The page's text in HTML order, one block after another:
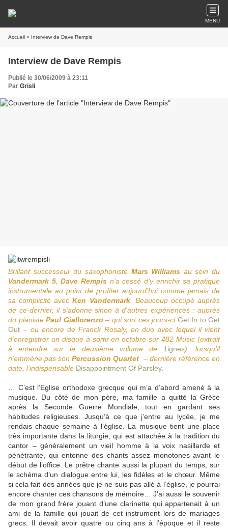
MENU
Accueil » Interview de Dave Rempis
Interview de Dave Rempis
Publié le 30/06/2009 à 23:11
Par Grisli
Brillant successeur du saxophoniste Mars Williams au sein du
Vandermark 5,Dave Rempis n’a cessé d’y enrichir sa pratique
instrumentale au point de profiter aujourd’hui comme jamais de
sa complicité avecKen Vandermark. Beaucoup occupé auprès
de ce-dernier, il s'adonne sinon à d'autres expériences : auprès
du pianiste Paul Giallorenzo – qui sort ces jours-ci Get In to Get
Out – ou encore de Franck Rosaly, en duo avec lequel il vient
d'enregistrer un disque à sortir en octobre sur 482 Music (extrait
à entendre sur le deuxième volume de 1ignes), lorsqu'il
n'emmène pas sonPercussion Quartet – dernière référence en
date, l'indispensable Disappointment Of Parsley
… C’est l’Eglise orthodoxe grecque qui m’a d’abord amené à la
musique. Du côté de mon père, ma famille a quitté la Grèce
après la Seconde Guerre Mondiale, tout en gardant ses
habitudes religieuses. Jusqu’à ce que j’entre au lycée, je me
rendais chaque semaine à l’église. La musique tient une place
très importante dans la liturgie, qui est attachée à la tradition du
cantor – généralement un vieil homme à la voix nasillarde et
pénétrante, qui entonne des chants assez monotones avant le
début de l’office. Le prêtre chante aussi la plupart du temps, sur
le schéma d’un dialogue entre lui, les fidèles et le chœur. Même
si cela fait des années que je ne suis pas allé à l’église, je pourrai
encore chanter ces chansons de mémoire… J’ai aussi le souvenir
de mon grand frère jouant d’une clarinette qui appartenait à un
ami de la famille qui jouait de cet instrument lors de mariages
grecs. Il devait avoir quatre ou cinq ans à l’époque et il reste